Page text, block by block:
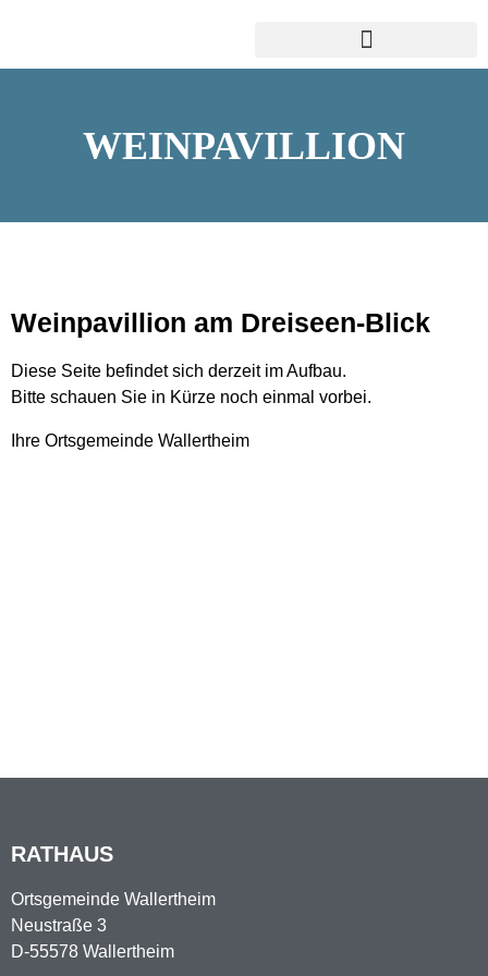
WEINPAVILLION
Weinpavillion am Dreiseen-Blick
Diese Seite befindet sich derzeit im Aufbau.
Bitte schauen Sie in Kürze noch einmal vorbei.
Ihre Ortsgemeinde Wallertheim
RATHAUS
Ortsgemeinde Wallertheim
Neustraße 3
D-55578 Wallertheim